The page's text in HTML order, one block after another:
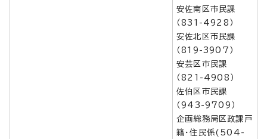
安佐南区市民課
（831-4928）
安佐北区市民課
（819-3907）
安芸区市民課
（821-4908）
佐伯区市民課
（943-9709）
企画総務局区政課戸
籍・住民係(504-